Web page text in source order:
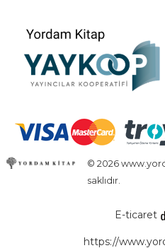
© 2026
saklıdır.
E-ticaret
https://